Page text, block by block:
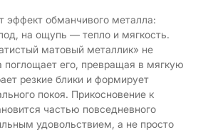
обманчивого металла:
на ощупь — тепло и мягкость.
матовый металлик» не
поглощает его, превращая в мягкую
резкие блики и формирует
покоя. Прикосновение к
частью повседневного
удовольствием, а не просто